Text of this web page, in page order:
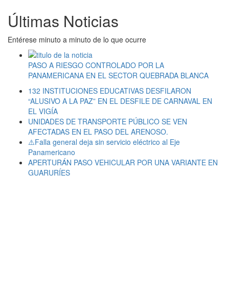
Últimas Noticias
Entérese minuto a minuto de lo que ocurre
PASO A RIESGO CONTROLADO POR LA
PANAMERICANA EN EL SECTOR QUEBRADA BLANCA
132 INSTITUCIONES EDUCATIVAS DESFILARON
“ALUSIVO A LA PAZ” EN EL DESFILE DE CARNAVAL EN
EL VIGÍA
UNIDADES DE TRANSPORTE PÚBLICO SE VEN
AFECTADAS EN EL PASO DEL ARENOSO.
⚠️Falla general deja sin servicio eléctrico al Eje
Panamericano
APERTURÁN PASO VEHICULAR POR UNA VARIANTE EN
GUARURÍES